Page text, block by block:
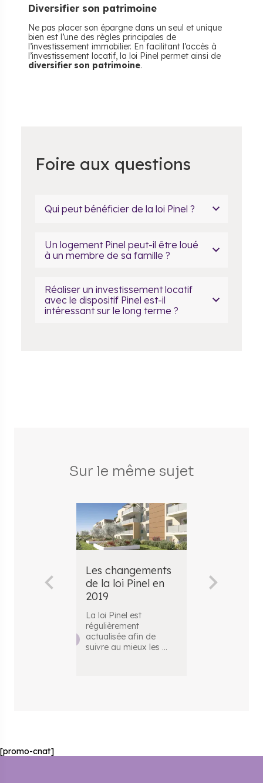
Diversifier son patrimoine
Ne pas placer son épargne dans un seul et unique
bien est l’une des règles principales de
l’investissement immobilier. En facilitant l’accès à
l’investissement locatif, la loi Pinel permet ainsi de
diversifier son patrimoine.
Foire aux questions
Qui peut bénéficier de la loi Pinel ?
Un logement Pinel peut-il être loué
à un membre de sa famille ?
Réaliser un investissement locatif
avec le dispositif Pinel est-il
intéressant sur le long terme ?
Sur le même sujet
Les changements
de la loi Pinel en
2019
La loi Pinel est
régulièrement
actualisée afin de
suivre au mieux les ...
de la loi
[promo-cnat]